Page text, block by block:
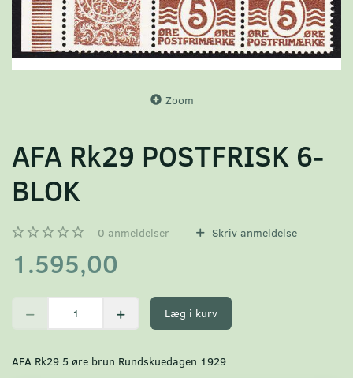
Zoom
AFA Rk29 POSTFRISK 6-
BLOK
0 anmeldelser Skriv anmeldelse
1.595,00
Læg i kurv
AFA Rk29 5 øre brun Rundskuedagen 1929